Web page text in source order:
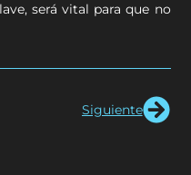
será vital para que no
Siguiente